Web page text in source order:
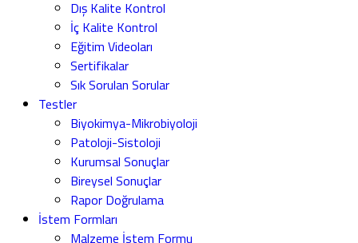
Dış Kalite Kontrol
İç Kalite Kontrol
Eğitim Videoları
Sertifikalar
Sık Sorulan Sorular
Testler
Biyokimya-Mikrobiyoloji
Patoloji-Sistoloji
Kurumsal Sonuçlar
Bireysel Sonuçlar
Rapor Doğrulama
İstem Formları
Malzeme İstem Formu